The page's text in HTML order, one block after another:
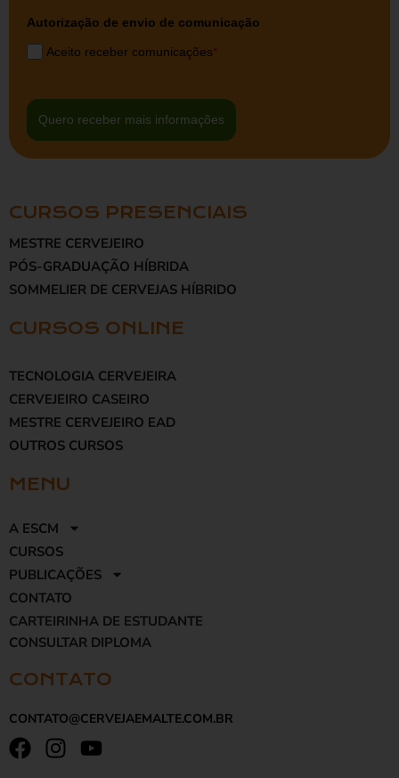
Autorização de envio de comunicação
Aceito receber comunicações*
Quero receber mais informações
CURSOS PRESENCIAIS
MESTRE CERVEJEIRO
PÓS-GRADUAÇÃO HÍBRIDA
SOMMELIER DE CERVEJAS HÍBRIDO
CURSOS ONLINE
TECNOLOGIA CERVEJEIRA
CERVEJEIRO CASEIRO
MESTRE CERVEJEIRO EAD
OUTROS CURSOS
MENU
A ESCM
CURSOS
PUBLICAÇÕES
CONTATO
CARTEIRINHA DE ESTUDANTE
CONSULTAR DIPLOMA
CONTATO
CONTATO@CERVEJAEMALTE.COM.BR